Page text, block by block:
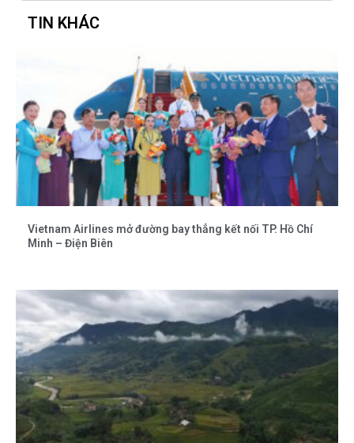
TIN KHÁC
Vietnam Airlines mở đường bay thẳng kết nối TP. Hồ Chí
Minh – Điện Biên